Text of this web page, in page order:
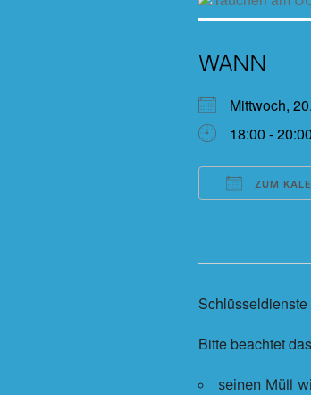
WANN
Mittwoch,
18:00 - 20:00
ZUM
Bitte beachtet
seinen Müll